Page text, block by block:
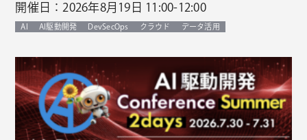
開催日：2026年8月19日 11:00-12:00
AI AI駆動開発 DevSecOps クラウド データ活用